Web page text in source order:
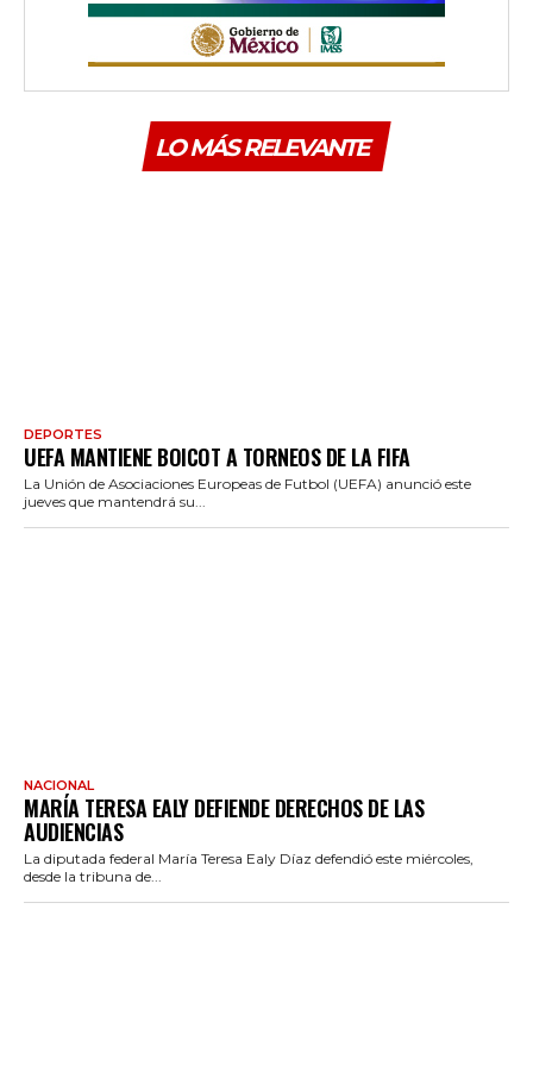
LO MÁS RELEVANTE
DEPORTES
UEFA MANTIENE BOICOT A TORNEOS DE LA FIFA
La Unión de Asociaciones Europeas de Futbol (UEFA) anunció este
jueves que mantendrá su...
NACIONAL
MARÍA TERESA EALY DEFIENDE DERECHOS DE LAS
AUDIENCIAS
La diputada federal María Teresa Ealy Díaz defendió este miércoles,
desde la tribuna de...